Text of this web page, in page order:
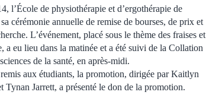
l’École de physiothérapie et d’ergothérapie de
cérémonie annuelle de remise de bourses, de prix et
L’événement, placé sous le thème des fraises et
a eu lieu dans la matinée et a été suivi de la Collation
de la santé, en après-midi.
aux étudiants, la promotion, dirigée par Kaitlyn
Tynan Jarrett, a présenté le don de la promotion.